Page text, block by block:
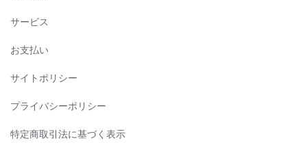
サービス
お支払い
サイトポリシー
プライバシーポリシー
特定商取引法に基づく表示